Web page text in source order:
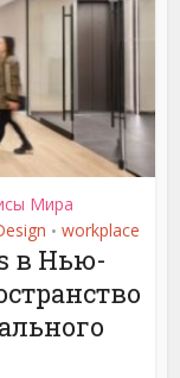
Мира
• workplace
в Нью-